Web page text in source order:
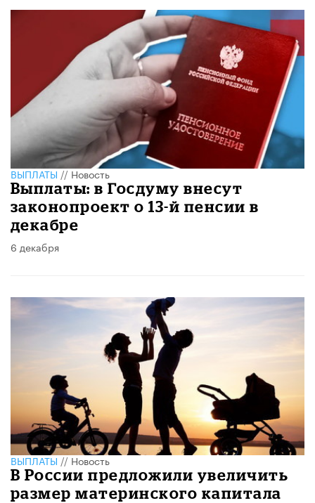
ВЫПЛАТЫ//Новость
Выплаты: в Госдуму внесут
законопроект о 13-й пенсии в
декабре
6 декабря
ВЫПЛАТЫ//Новость
В России предложили увеличить
размер материнского капитала